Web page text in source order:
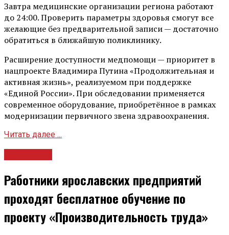
Завтра медицинские организации региона работают
до 24:00. Проверить параметры здоровья смогут все
желающие без предварительной записи — достаточно
обратиться в ближайшую поликлинику.
Расширение доступности медпомощи — приоритет в
нацпроекте Владимира Путина «Продолжительная и
активная жизнь», реализуемом при поддержке
«Единой России». При обследовании применяется
современное оборудование, приобретённое в рамках
модернизации первичного звена здравоохранения.
Читать далее ...
Работники ярославских предприятий
проходят бесплатное обучение по
проекту «Производительность труда»